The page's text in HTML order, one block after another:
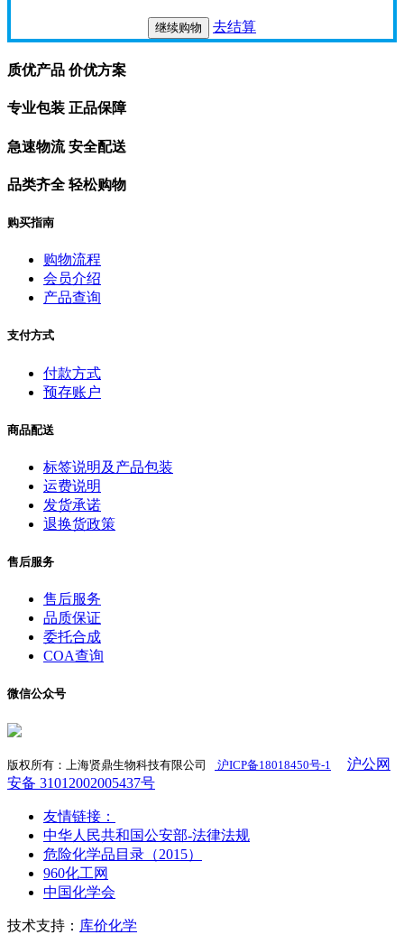
继续购物 去结算
质优产品 价优方案
专业包装 正品保障
急速物流 安全配送
品类齐全 轻松购物
购买指南
购物流程
会员介绍
产品查询
支付方式
付款方式
预存账户
商品配送
标签说明及产品包装
运费说明
发货承诺
退换货政策
售后服务
售后服务
品质保证
委托合成
COA查询
微信公众号
版权所有：上海贤鼎生物科技有限公司 沪ICP备18018450号-1
沪公网
安备 31012002005437号
友情链接：
中华人民共和国公安部-法律法规
危险化学品目录（2015）
960化工网
中国化学会
技术支持： 库价化学